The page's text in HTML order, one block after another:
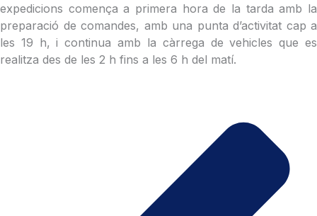
expedicions comença a primera hora de la tarda amb la
preparació de comandes, amb una punta d’activitat cap a
les 19 h, i continua amb la càrrega de vehicles que es
realitza des de les 2 h fins a les 6 h del matí.